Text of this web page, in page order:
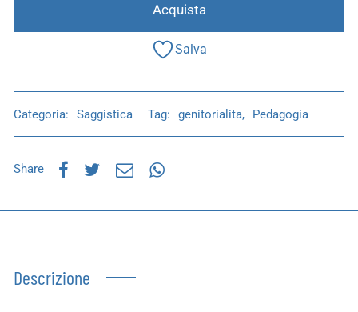
Acquista
Salva
Categoria: Saggistica Tag: genitorialita, Pedagogia
Share
Descrizione